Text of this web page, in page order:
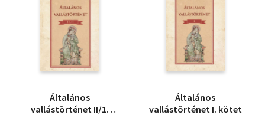
Általános
vallástörténet II/1.
Általános
vallástörténet I. kötet